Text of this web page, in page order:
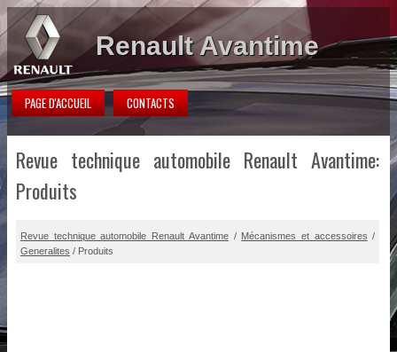
Renault Avantime
PAGE D'ACCUEIL CONTACTS
Revue technique automobile Renault Avantime:
Produits
Revue technique automobile Renault Avantime/ Mécanismes et accessoires /
Generalites / Produits